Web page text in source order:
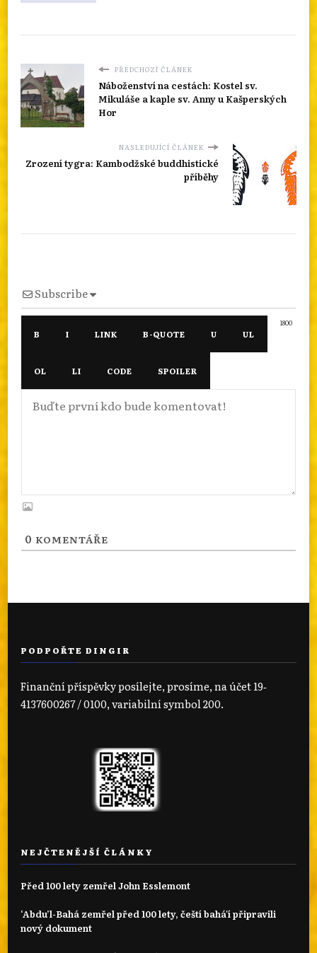
PŘEDCHOZÍ ČLÁNEK
Náboženství na cestách: Kostel sv.
Mikuláše a kaple sv. Anny u Kašperských
Hor
NASLEDUJÍCÍ ČLÁNEK
Zrození tygra: Kambodžské buddhistické
příběhy
Subscribe
1800
0 KOMENTÁŘE
PODPOŘTE DINGIR
Finanční příspěvky posílejte, prosíme, na účet 19‐
4137600267 / 0100, variabilní symbol 200.
NEJČTENĚJŠÍ ČLÁNKY
Před 100 lety zemřel John Esslemont
‘Abdu’l-Bahá zemřel před 100 lety, čeští bahá'í připravili
nový dokument